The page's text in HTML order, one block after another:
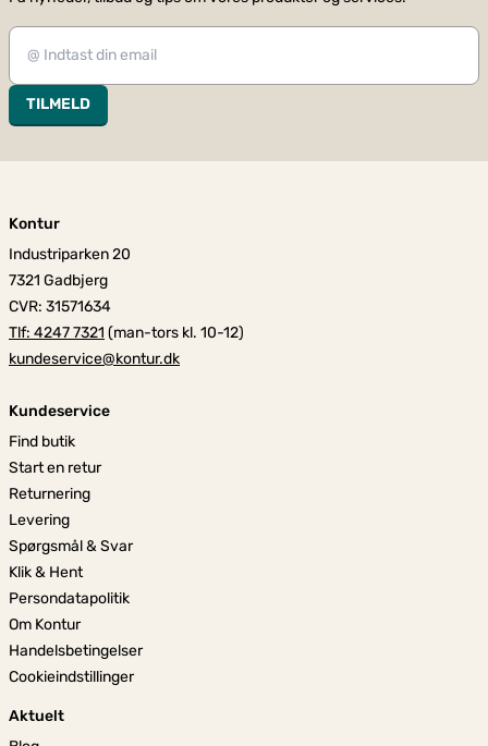
TILMELD
Kontur
Industriparken 20
7321 Gadbjerg
CVR: 31571634
Tlf: 4247 7321 (man-tors kl. 10-12)
kundeservice@kontur.dk
Kundeservice
Find butik
Start en retur
Returnering
Levering
Spørgsmål & Svar
Klik & Hent
Persondatapolitik
Om Kontur
Handelsbetingelser
Cookieindstillinger
Aktuelt